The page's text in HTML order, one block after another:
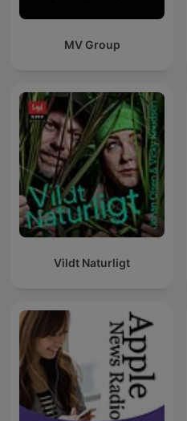
MV Group
Vildt Naturligt